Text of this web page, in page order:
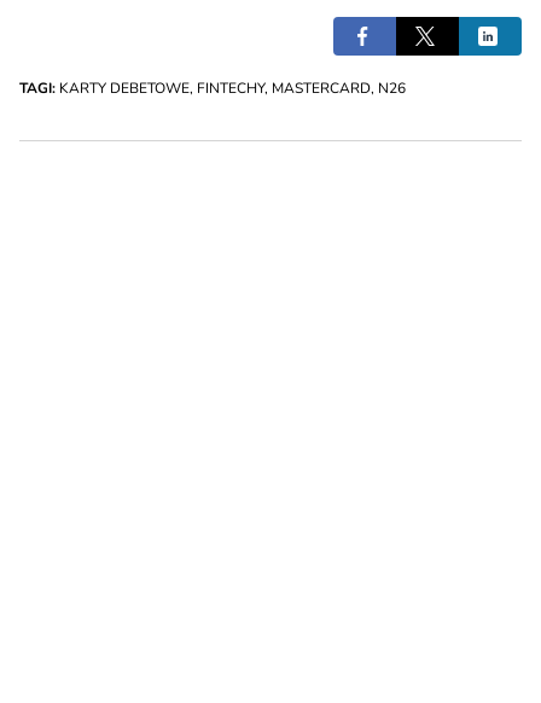
TAGI: KARTY DEBETOWE, FINTECHY, MASTERCARD, N26